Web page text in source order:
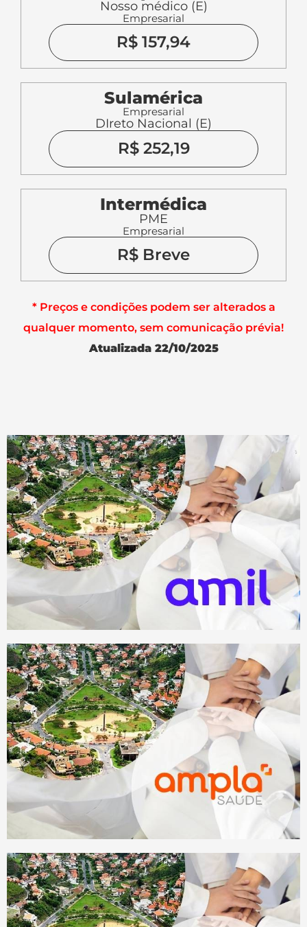
Intermédica
PME
Empresarial
R$ Breve
* Preços e condições podem ser alterados a
qualquer momento, sem comunicação prévia!
Atualizada 22/10/2025